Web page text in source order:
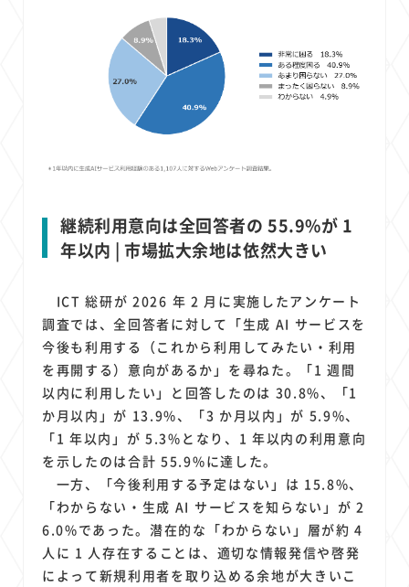
継続利用意向は全回答者の 55.9%が 1
年以内 | 市場拡大余地は依然大きい
ICT 総研が 2026 年 2 月に実施したアンケート
調査では、全回答者に対して「生成 AI サービスを
今後も利用する（これから利用してみたい・利用
を再開する）意向があるか」を尋ねた。「1 週間
以内に利用したい」と回答したのは 30.8%、「1
か月以内」が 13.9%、「3 か月以内」が 5.9%、
「1 年以内」が 5.3%となり、1 年以内の利用意向
を示したのは合計 55.9%に達した。
一方、「今後利用する予定はない」は 15.8%、
「わからない・生成 AI サービスを知らない」が 2
6.0%であった。潜在的な「わからない」層が約 4
人に 1 人存在することは、適切な情報発信や啓発
によって新規利用者を取り込める余地が大きいこ